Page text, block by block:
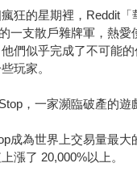
狂的星期裡，Reddit
一支散戶雜牌軍，熱愛
們似乎完成了不可能
玩家。
，一家瀕臨破產的遊
成為世界上交易量最大
漲了 20,000%以上。